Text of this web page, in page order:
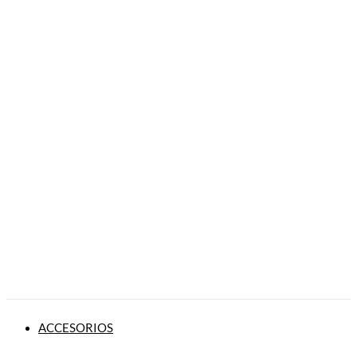
ACCESORIOS